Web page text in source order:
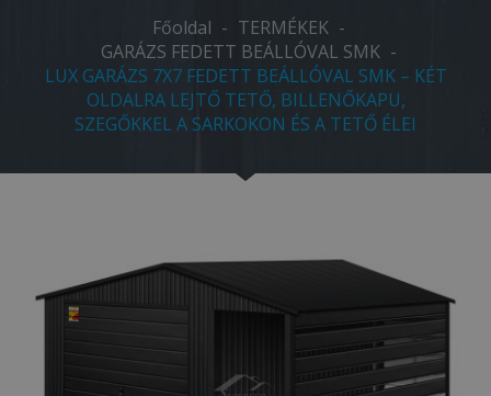
Főoldal - TERMÉKEK -
GARÁZS FEDETT BEÁLLÓVAL SMK -
LUX GARÁZS 7X7 FEDETT BEÁLLÓVAL SMK – KÉT
OLDALRA LEJTŐ TETŐ, BILLENŐKAPU,
SZEGŐKKEL A SARKOKON ÉS A TETŐ ÉLEI